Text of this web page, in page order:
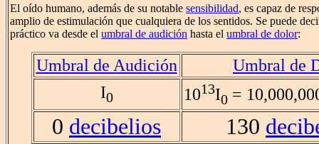
El oído humano, además de su notable sensibilidad, es capaz de
amplio de estimulación que cualquiera de los sentidos. Se puede
práctico va desde el umbral de audición hasta el umbral de dolor:
Umbral de Audición
Umbral de
I0 1013I0=
0 decibelios 130